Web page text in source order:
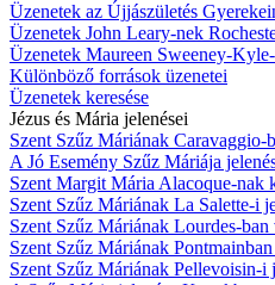
Üzenetek az Újjászületés
Üzenetek John Leary-nek
Üzenetek Maureen Sweeney-
Különböző források üzenetei
Üzenetek keresése
Jézus és Mária jelenései
Szent Szűz Máriának Caravaggio-
A Jó Esemény Szűz Máriája
Szent Margit Mária Alacoque-nak
Szent Szűz Máriának La Salette-i
Szent Szűz Máriának Lourdes-ban
Szent Szűz Máriának
Szent Szűz Máriának Pellevoisin-i